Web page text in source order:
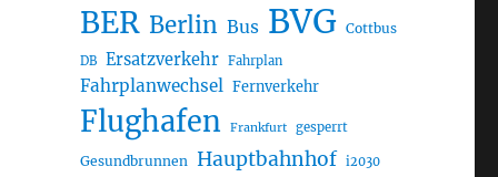
BER Berlin Bus BVG Cottbus
DB Ersatzverkehr Fahrplan
Fahrplanwechsel Fernverkehr
Flughafen Frankfurt gesperrt
Gesundbrunnen Hauptbahnhof i2030